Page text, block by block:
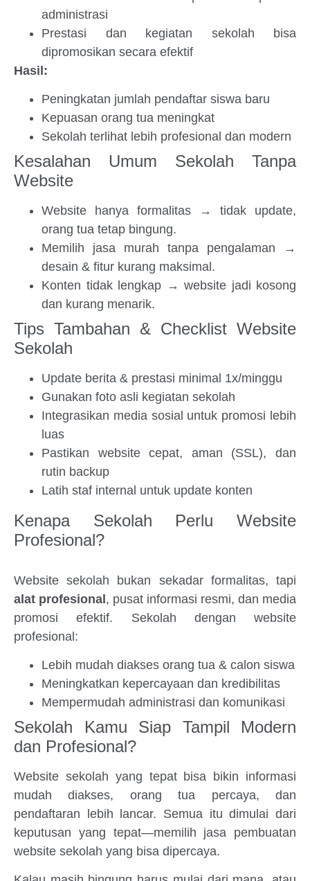
administrasi
Prestasi dan kegiatan sekolah bisa
dipromosikan secara efektif
Hasil:
Peningkatan jumlah pendaftar siswa baru
Kepuasan orang tua meningkat
Sekolah terlihat lebih profesional dan modern
Kesalahan Umum Sekolah Tanpa
Website
Website hanya formalitas → tidak update,
orang tua tetap bingung.
Memilih jasa murah tanpa pengalaman →
desain & fitur kurang maksimal.
Konten tidak lengkap → website jadi kosong
dan kurang menarik.
Tips Tambahan & Checklist Website
Sekolah
Update berita & prestasi minimal 1x/minggu
Gunakan foto asli kegiatan sekolah
Integrasikan media sosial untuk promosi lebih
luas
Pastikan website cepat, aman (SSL), dan
rutin backup
Latih staf internal untuk update konten
Kenapa Sekolah Perlu Website
Profesional?
Website sekolah bukan sekadar formalitas, tapi
alat profesional, pusat informasi resmi, dan media
promosi efektif. Sekolah dengan website
profesional:
Lebih mudah diakses orang tua & calon siswa
Meningkatkan kepercayaan dan kredibilitas
Mempermudah administrasi dan komunikasi
Sekolah Kamu Siap Tampil Modern
dan Profesional?
Website sekolah yang tepat bisa bikin informasi
mudah diakses, orang tua percaya, dan
pendaftaran lebih lancar. Semua itu dimulai dari
keputusan yang tepat—memilih jasa pembuatan
website sekolah yang bisa dipercaya.